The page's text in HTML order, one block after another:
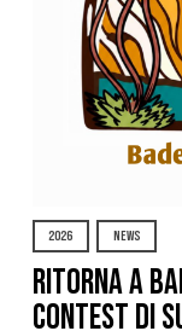
2026 NEWS
Ritorna a
contest di